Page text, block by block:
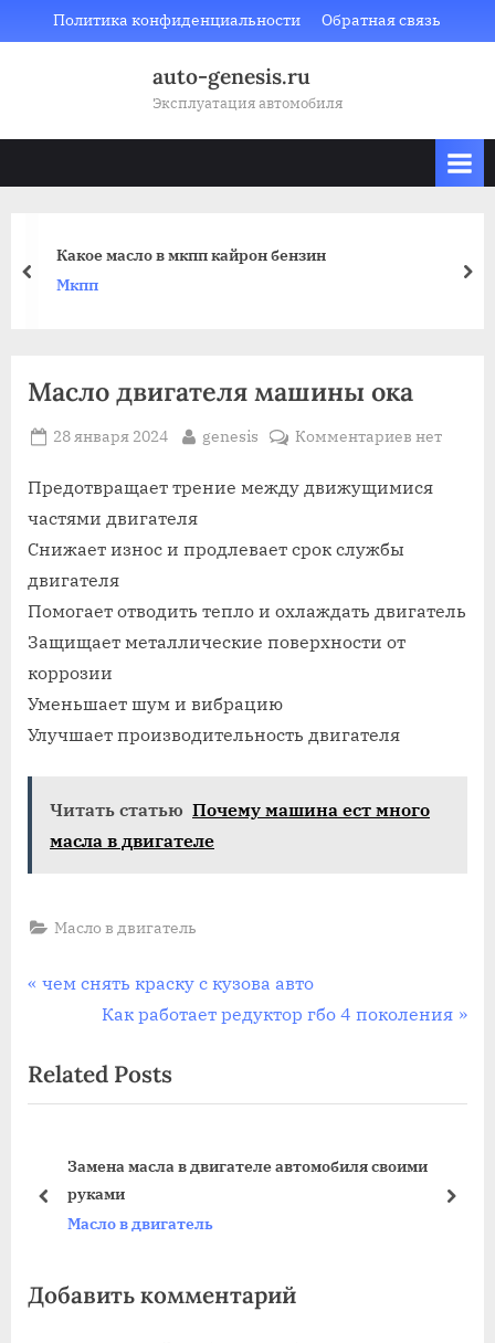
to
Политика конфиденциальности Обратная связь
auto-genesis.ru
Эксплуатация автомобиля
Какое масло в мкпп кайрон бензин
Мкпп
prev
Масло двигателя машины ока
Posted
28 января 2024 By
genesis Комментариевк
Масло
нет
Предотвращает трение между движущимися
частями двигателя
Снижает износ и продлевает срок службы
двигателя
Помогает отводить тепло и охлаждать двигатель
Защищает металлические поверхности от
коррозии
Уменьшает шум и вибрацию
Улучшает производительность двигателя
Читать статью Почему машина ест много
масла в двигателе
Масло в двигатель
Навигация
записям
P
v
i
s
s
чем снять краску с кузова авто
N
x
t
o
s
t
Как работает редуктор гбо 4 поколения
Related Posts
Замена масла в двигателе автомобиля своими
руками
Масло в двигатель
prev next
Добавить комментарий